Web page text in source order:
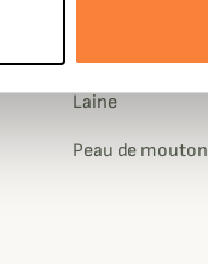
Laine
Peau de mouton